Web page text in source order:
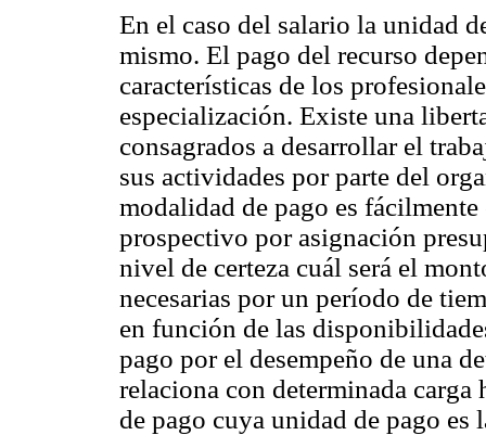
En el caso del salario la unidad
mismo. El pago del recurso
características de los
especialización. Existe una
consagrados a desarrollar el
sus actividades por parte del
modalidad de pago es
prospectivo por asignación
nivel de certeza cuál será el
necesarias por un período de
en función de las
pago por el desempeño de una
relaciona con determinada carga
de pago cuya unidad de pago es